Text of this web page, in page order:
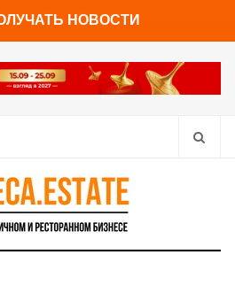
НОВОСТИ